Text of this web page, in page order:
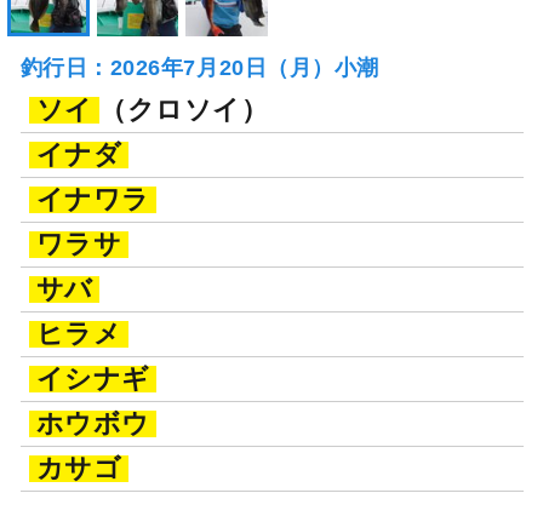
釣行日：2026年7月20日（月）小潮
ソイ
（クロソイ）
イナダ
イナワラ
ワラサ
サバ
ヒラメ
イシナギ
ホウボウ
カサゴ